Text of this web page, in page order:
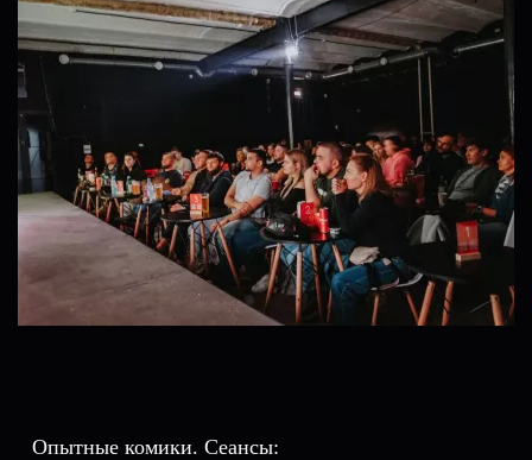
Опытные комики. Сеансы: